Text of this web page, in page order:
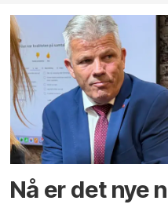
Nå er det nye